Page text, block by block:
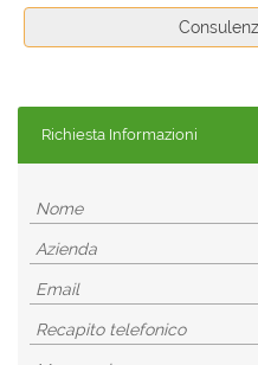
Richiesta Informazioni